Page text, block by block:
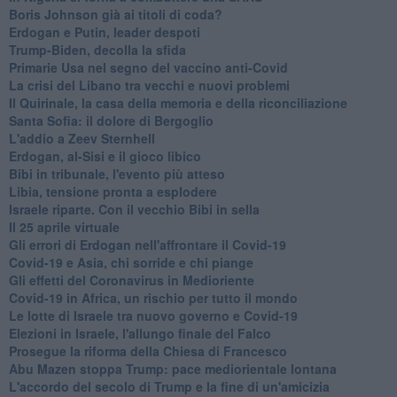
Boris Johnson già ai titoli di coda?
Erdogan e Putin, leader despoti
Trump-Biden, decolla la sfida
Primarie Usa nel segno del vaccino anti-Covid
La crisi del Libano tra vecchi e nuovi problemi
Il Quirinale, la casa della memoria e della riconciliazione
Santa Sofia: il dolore di Bergoglio
L'addio a ​Zeev Sternhell
Erdogan, al-Sisi e il gioco libico
Bibi in tribunale, l'evento più atteso
Libia, tensione pronta a esplodere
Israele riparte. Con il vecchio Bibi in sella
Il 25 aprile virtuale
Gli errori di Erdogan nell'affrontare il Covid-19
Covid-19 e Asia, chi sorride e chi piange
Gli effetti del Coronavirus in Medioriente
Covid-19 in Africa, un rischio per tutto il mondo
Le lotte di Israele tra nuovo governo e Covid-19
Elezioni in Israele, l'allungo finale del Falco
Prosegue la riforma della Chiesa di Francesco
Abu Mazen stoppa Trump: pace mediorientale lontana
L'accordo del secolo di Trump e la fine di un'amicizia